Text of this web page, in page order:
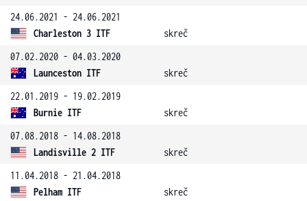
24.06.2021 - 24.06.2021
Charleston 3 ITF
skreč
07.02.2020 - 04.03.2020
Launceston ITF
skreč
22.01.2019 - 19.02.2019
Burnie ITF
skreč
07.08.2018 - 14.08.2018
Landisville 2 ITF
skreč
11.04.2018 - 21.04.2018
Pelham ITF
skreč